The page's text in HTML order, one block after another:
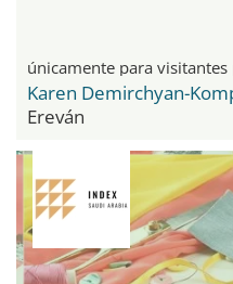
únicamente para
Karen Demirchyan-
Ereván